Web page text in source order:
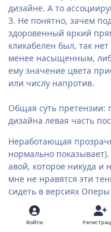
дизайне. А то
3. Не понятно, зачем
здоровенный яркий
кликабелен был, так
менее насыщенным,
ему значение цвета
или числу напротив.
Общая суть
дизайна левая часть
Неработающая
нормально
авой, которое никуда и
мне не нравятся эти
сидеть в версиях
полоска прокрутки
экрана не зависяшая.
Войти